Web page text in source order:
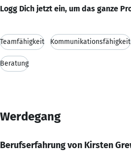
Logg Dich jetzt ein, um das ganze
Teamfähigkeit Kommunikationsfähigkeit
Beratung
Werdegang
Berufserfahrung von Kirsten